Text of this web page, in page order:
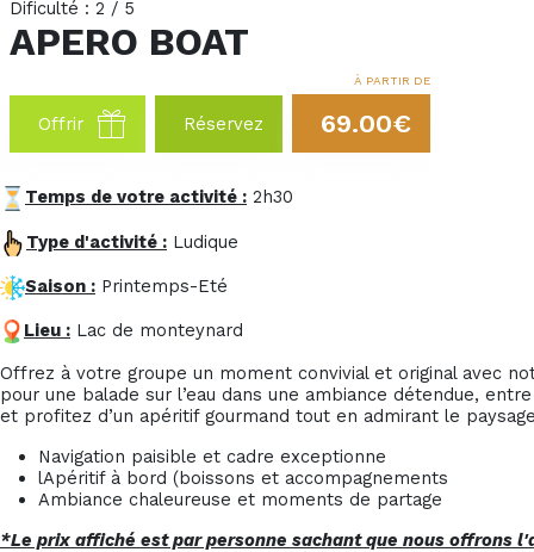
Dificulté : 2 / 5
APERO BOAT
Offrir Réservez
À PARTIR DE
69.00€
Temps de votre activité : 2h30
Type d'activité : Ludique
Saison : Printemps-Eté
Lieu : Lac de monteynard
Offrez à votre groupe un moment convivial et original avec
pour une balade sur l’eau dans une ambiance détendue,
et profitez d’un apéritif gourmand tout en admirant le
Navigation paisible et cadre exceptionne
lApéritif à bord (boissons et accompagnements
Ambiance chaleureuse et moments de partage
*Le prix affiché est par personne sachant que nous offrons